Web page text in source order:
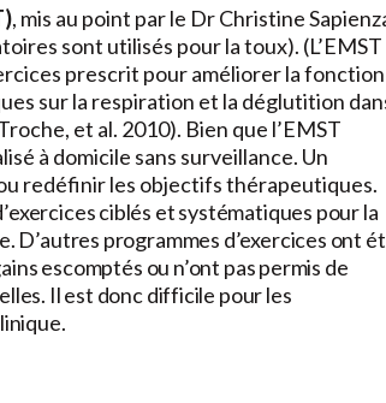
, mis au point par le Dr Christine
sont utilisés pour la toux). (L’EMST
prescrit pour améliorer la fonction
sur la respiration et la déglutition
et al. 2010). Bien que l’EMST
à domicile sans surveillance. Un
redéfinir les objectifs thérapeutiques.
ciblés et systématiques pour la
D’autres programmes d’exercices ont
escomptés ou n’ont pas permis de
Il est donc difficile pour les